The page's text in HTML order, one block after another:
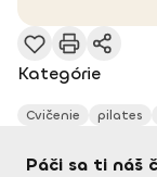
Kategórie
Cvičenie pilates
Páči sa ti náš